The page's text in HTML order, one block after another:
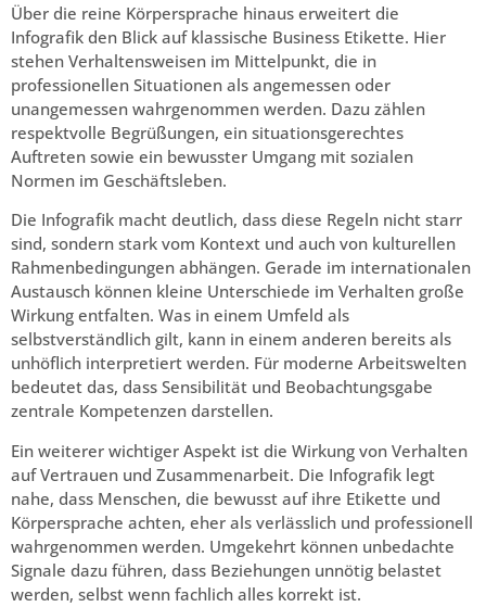
Über die reine Körpersprache hinaus erweitert die
Infografik den Blick auf klassische Business Etikette. Hier
stehen Verhaltensweisen im Mittelpunkt, die in
professionellen Situationen als angemessen oder
unangemessen wahrgenommen werden. Dazu zählen
respektvolle Begrüßungen, ein situationsgerechtes
Auftreten sowie ein bewusster Umgang mit sozialen
Normen im Geschäftsleben.
Die Infografik macht deutlich, dass diese Regeln nicht starr
sind, sondern stark vom Kontext und auch von kulturellen
Rahmenbedingungen abhängen. Gerade im internationalen
Austausch können kleine Unterschiede im Verhalten große
Wirkung entfalten. Was in einem Umfeld als
selbstverständlich gilt, kann in einem anderen bereits als
unhöflich interpretiert werden. Für moderne Arbeitswelten
bedeutet das, dass Sensibilität und Beobachtungsgabe
zentrale Kompetenzen darstellen.
Ein weiterer wichtiger Aspekt ist die Wirkung von Verhalten
auf Vertrauen und Zusammenarbeit. Die Infografik legt
nahe, dass Menschen, die bewusst auf ihre Etikette und
Körpersprache achten, eher als verlässlich und professionell
wahrgenommen werden. Umgekehrt können unbedachte
Signale dazu führen, dass Beziehungen unnötig belastet
werden, selbst wenn fachlich alles korrekt ist.